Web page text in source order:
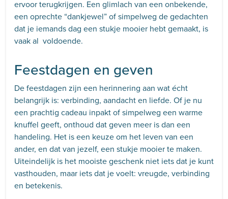
ervoor terugkrijgen. Een glimlach van een onbekende,
een oprechte “dankjewel” of simpelweg de gedachten
dat je iemands dag een stukje mooier hebt gemaakt, is
vaak al voldoende.
Feestdagen en geven
De feestdagen zijn een herinnering aan wat écht
belangrijk is: verbinding, aandacht en liefde. Of je nu
een prachtig cadeau inpakt of simpelweg een warme
knuffel geeft, onthoud dat geven meer is dan een
handeling. Het is een keuze om het leven van een
ander, en dat van jezelf, een stukje mooier te maken.
Uiteindelijk is het mooiste geschenk niet iets dat je kunt
vasthouden, maar iets dat je voelt: vreugde, verbinding
en betekenis.